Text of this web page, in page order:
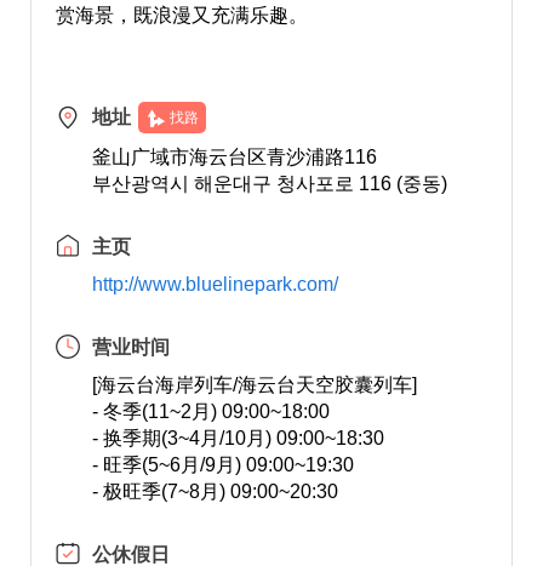
赏海景，既浪漫又充满乐趣。
地址 找路
釜山广域市海云台区青沙浦路116
부산광역시 해운대구 청사포로 116 (중동)
主页
http://www.bluelinepark.com/
营业时间
[海云台海岸列车/海云台天空胶囊列车]
- 冬季(11~2月) 09:00~18:00
- 换季期(3~4月/10月) 09:00~18:30
- 旺季(5~6月/9月) 09:00~19:30
- 极旺季(7~8月) 09:00~20:30
公休假日